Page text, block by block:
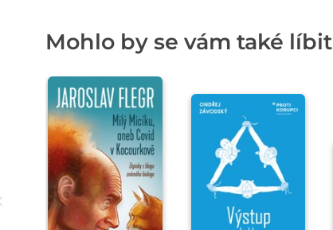
Mohlo by se vám také líbit